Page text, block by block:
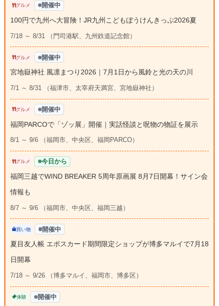
グルメ 開催中
100円で九州へ大冒険！JR九州こどもぼうけんきっぷ2026夏
7/18 ～ 8/31 （門司港駅、九州鉄道記念館）
グルメ 開催中
宮地嶽神社 風凛まつり2026｜7月1日から風鈴と光の天の川
7/1 ～ 8/31 （福津市、太宰府天満宮、宮地嶽神社）
グルメ 開催中
福岡PARCOで「ゾッ展」開催｜実話怪談と呪物の物証を展示
8/1 ～ 9/6 （福岡市、中央区、福岡PARCO）
グルメ 今日から
福岡三越でWIND BREAKER 5周年原画展 8月7日開幕！サイン会
情報も
8/7 ～ 9/6 （福岡市、中央区、福岡三越）
買い物 開催中
夏目友人帳 エポスカード期間限定ショップが博多マルイで7月18
日開幕
7/18 ～ 9/26 （博多マルイ、福岡市、博多区）
体験 開催中